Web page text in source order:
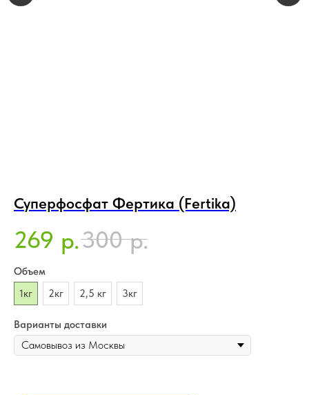
Суперфосфат Фертика (Fertika)
269 р.300 р.
Объем
1кг
2кг 2,5 кг 3кг
Варианты доставки